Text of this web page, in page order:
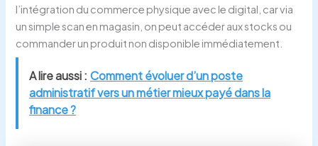
l’intégration du commerce physique avec le digital, car via
un simple scan en magasin, on peut accéder aux stocks ou
commander un produit non disponible immédiatement.
A lire aussi : Comment évoluer d’un poste
administratif vers un métier mieux payé dans la
finance ?